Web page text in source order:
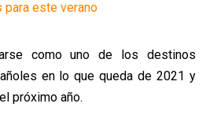
para este verano
como uno de los destinos
en lo que queda de 2021 y
próximo año.